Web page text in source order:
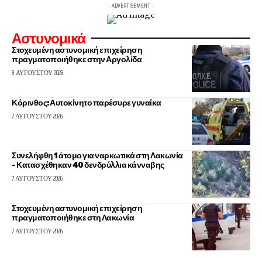
- ADVERTISEMENT -
Αστυνομικά
Στοχευμένη αστυνομική επιχείρηση
πραγματοποιήθηκε στην Αργολίδα
8 ΑΥΓΟΎΣΤΟΥ 2026
Κόρινθος: Αυτοκίνητο παρέσυρε γυναίκα
7 ΑΥΓΟΎΣΤΟΥ 2026
Συνελήφθη 1 άτομο για ναρκωτικά στη Λακωνία
– Κατασχέθηκαν 40 δενδρύλλια κάνναβης
7 ΑΥΓΟΎΣΤΟΥ 2026
Στοχευμένη αστυνομική επιχείρηση
πραγματοποιήθηκε στη Λακωνία
7 ΑΥΓΟΎΣΤΟΥ 2026